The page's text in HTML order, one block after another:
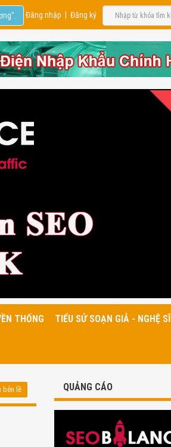
Đăng nhập Đăng ký
THỐNG TIỂU SỬ SOẠN GIẢ - NGHỆ SĨ
bên lề QUẢNG CÁO